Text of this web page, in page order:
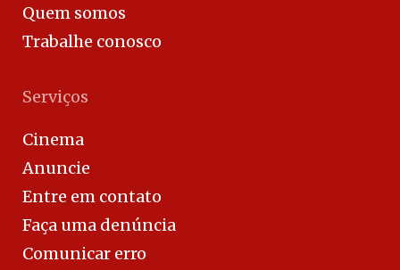
Quem somos
Trabalhe conosco
Serviços
Cinema
Anuncie
Entre em contato
Faça uma denúncia
Comunicar erro